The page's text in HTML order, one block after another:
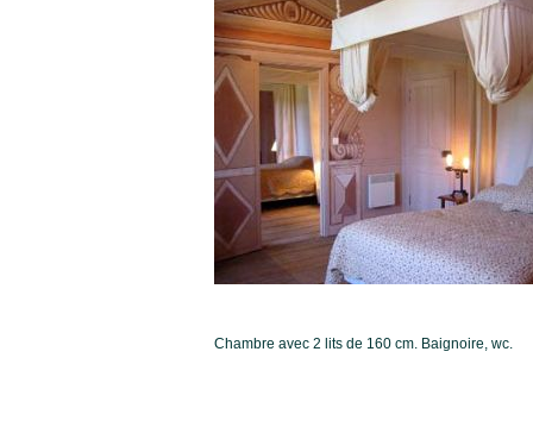
Chambre avec 2 lits de 160 cm. Baignoire, wc.